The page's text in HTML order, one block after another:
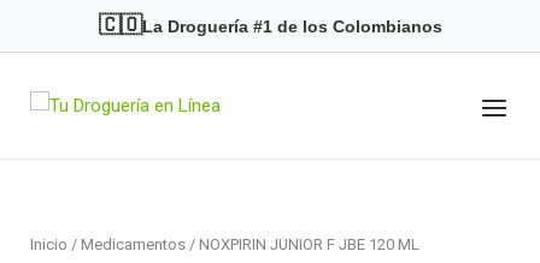
🇨🇴La Droguería #1 de los Colombianos
Home Menu
Inicio / Medicamentos / NOXPIRIN JUNIOR F JBE 120 ML